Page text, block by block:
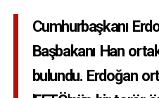
Cumhurbaşkanı
Başbakanı Han
bulundu. Erdoğan